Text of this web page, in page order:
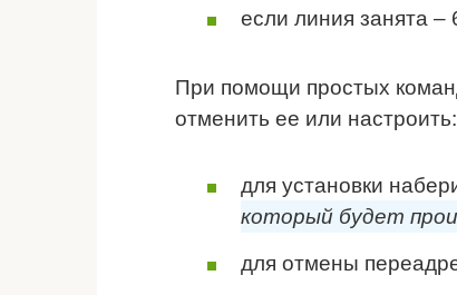
если линия занята –
При помощи простых
отменить ее или настроить:
для установки
который будет
для отмены